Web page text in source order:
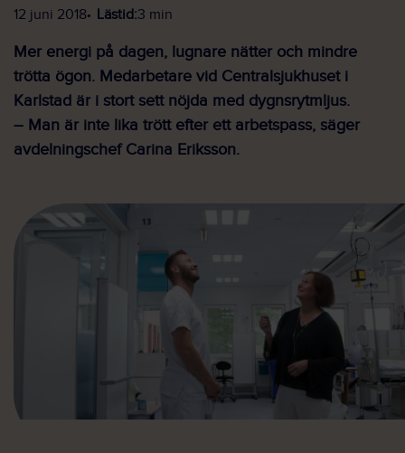
12 juni 2018 Lästid:3 min
Mer energi på dagen, lugnare nätter och mindre
trötta ögon. Medarbetare vid Central­sjukhuset i
Karlstad är i stort sett nöjda med dygnsrytmljus.
– Man är inte lika trött efter ett arbets­pass, säger
avdelnings­chef Carina Eriksson.